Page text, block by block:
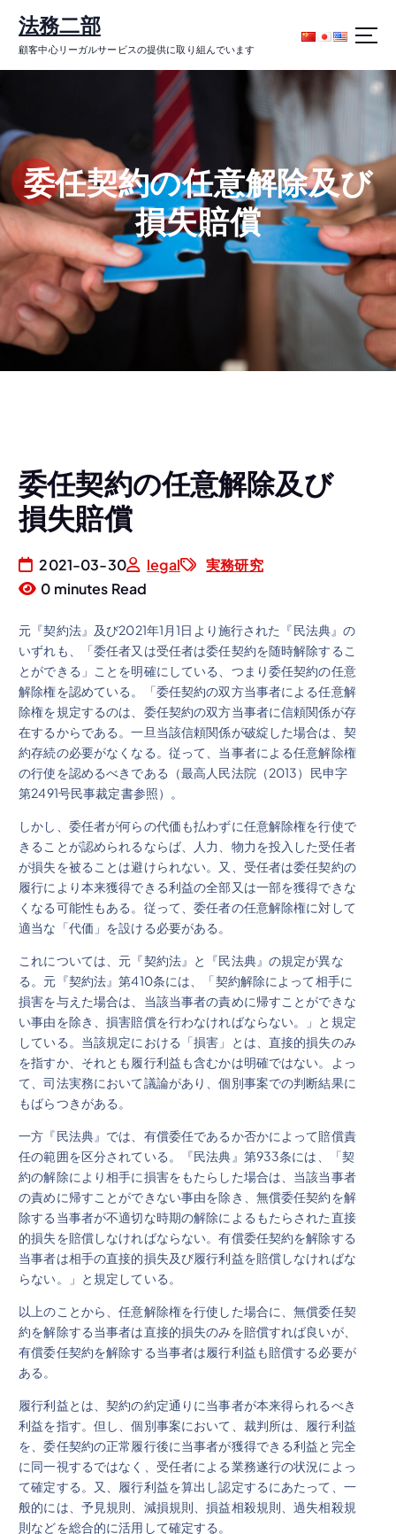
ン
ス
キ
プ
法務二部
顧客中心リーガルサービスの提供に取り組んでいます
委任契約の任意解除及び
損失賠償
委任契約の任意解除及び
損失賠償
2021-03-30 legal
実務研究
0 minutes Read
元『契約法』及び2021年1月1日より施行された『民法典』の
いずれも、「委任者又は受任者は委任契約を随時解除するこ
とができる」ことを明確にしている、つまり委任契約の任意
解除権を認めている。「委任契約の双方当事者による任意解
除権を規定するのは、委任契約の双方当事者に信頼関係が存
在するからである。一旦当該信頼関係が破綻した場合は、契
約存続の必要がなくなる。従って、当事者による任意解除権
の行使を認めるべきである（最高人民法院（2013）民申字
第2491号民事裁定書参照）。
しかし、委任者が何らの代価も払わずに任意解除権を行使で
きることが認められるならば、人力、物力を投入した受任者
が損失を被ることは避けられない。又、受任者は委任契約の
履行により本来獲得できる利益の全部又は一部を獲得できな
くなる可能性もある。従って、委任者の任意解除権に対して
適当な「代価」を設ける必要がある。
これについては、元『契約法』と『民法典』の規定が異な
る。元『契約法』第410条には、「契約解除によって相手に
損害を与えた場合は、当該当事者の責めに帰すことができな
い事由を除き、損害賠償を行わなければならない。」と規定
している。当該規定における「損害」とは、直接的損失のみ
を指すか、それとも履行利益も含むかは明確ではない。よっ
て、司法実務において議論があり、個別事案での判断結果に
もばらつきがある。
一方『民法典』では、有償委任であるか否かによって賠償責
任の範囲を区分されている。『民法典』第933条には、「契
約の解除により相手に損害をもたらした場合は、当該当事者
の責めに帰すことができない事由を除き、無償委任契約を解
除する当事者が不適切な時期の解除によるもたらされた直接
的損失を賠償しなければならない。有償委任契約を解除する
当事者は相手の直接的損失及び履行利益を賠償しなければな
らない。」と規定している。
以上のことから、任意解除権を行使した場合に、無償委任契
約を解除する当事者は直接的損失のみを賠償すれば良いが、
有償委任契約を解除する当事者は履行利益も賠償する必要が
ある。
履行利益とは、契約の約定通りに当事者が本来得られるべき
利益を指す。但し、個別事案において、裁判所は、履行利益
を、委任契約の正常履行後に当事者が獲得できる利益と完全
に同一視するではなく、受任者による業務遂行の状況によっ
て確定する。又、履行利益を算出し認定するにあたって、一
般的には、予見規則、減損規則、損益相殺規則、過失相殺規
則などを総合的に活用して確定する。